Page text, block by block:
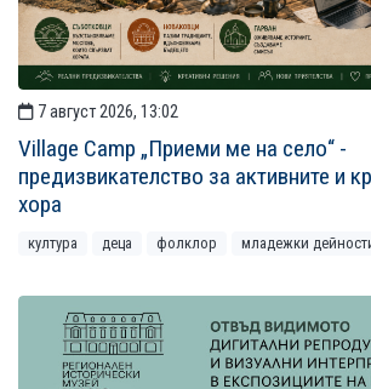
7 август 2026, 13:02
Village Camp „Приеми ме на село“ -
предизвикателство за активните и
хора
култура деца фолклор младежки